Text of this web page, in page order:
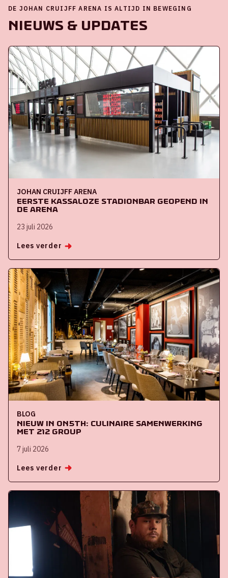
DE JOHAN CRUIJFF ARENA IS ALTIJD IN BEWEGING
Nieuws & Updates
JOHAN CRUIJFF ARENA
Eerste kassaloze stadionbar geopend in
de ArenA
23 juli 2026
Lees verder
BLOG
Nieuw in ON5th: culinaire samenwerking
met 212 Group
7 juli 2026
Lees verder